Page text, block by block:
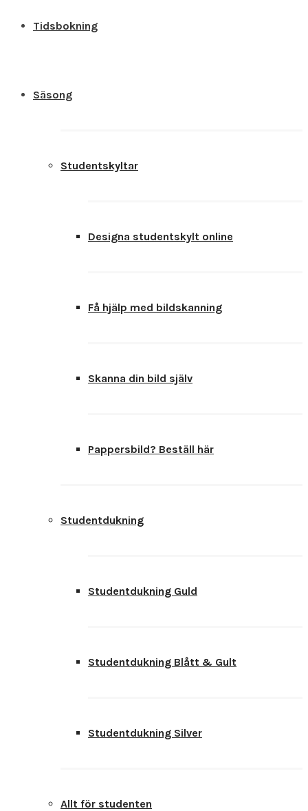
Tidsbokning
Säsong
Studentskyltar
Designa studentskylt online
Få hjälp med bildskanning
Skanna din bild själv
Pappersbild? Beställ här
Studentdukning
Studentdukning Guld
Studentdukning Blått & Gult
Studentdukning Silver
Allt för studenten